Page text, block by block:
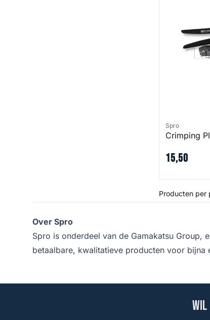
Spro
Crimping
15,50
Producten per
Over Spro
Spro is onderdeel van de Gamakatsu Group,
betaalbare, kwalitatieve producten voor bijna